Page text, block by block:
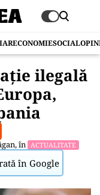
ECONOMIESOCIAL
ilegală
, în ACTUALITATE
în Google